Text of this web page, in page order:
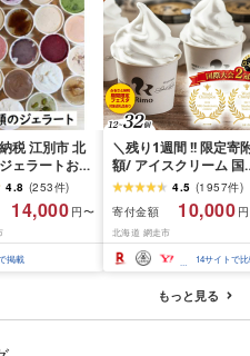
税 江別市 北
ェラートおま
セット
]
4.8 (253件)
14,000 円〜
掲載
＼残り1週間 !! 限定寄
額/ アイスクリーム 国
大会2冠! Rimo カップ
フトクリーム 選べる
120ml × 12~32個 [ ふ
さと納税 アイス ふる
と納税 アイスクリーム
セット ふるさと納税
ェラート 北海道 人気
イーツ ランキング ふ
さと]
4.5 (1957件)
寄付金額
10,000
北海道 網走市
14サイトで
もっと見る